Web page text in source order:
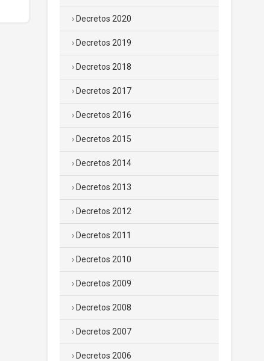
Decretos 2020
Decretos 2019
Decretos 2018
Decretos 2017
Decretos 2016
Decretos 2015
Decretos 2014
Decretos 2013
Decretos 2012
Decretos 2011
Decretos 2010
Decretos 2009
Decretos 2008
Decretos 2007
Decretos 2006